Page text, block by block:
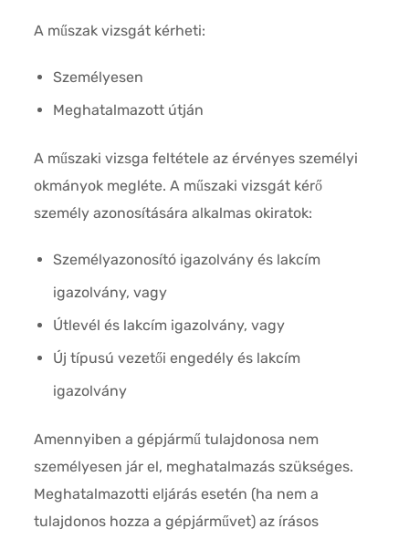
A műszak vizsgát kérheti:
Személyesen
Meghatalmazott útján
A műszaki vizsga feltétele az érvényes személyi
okmányok megléte. A műszaki vizsgát kérő
személy azonosítására alkalmas okiratok:
Személyazonosító igazolvány és lakcím
igazolvány, vagy
Útlevél és lakcím igazolvány, vagy
Új típusú vezetői engedély és lakcím
igazolvány
Amennyiben a gépjármű tulajdonosa nem
személyesen jár el, meghatalmazás szükséges.
Meghatalmazotti eljárás esetén (ha nem a
tulajdonos hozza a gépjárművet) az írásos